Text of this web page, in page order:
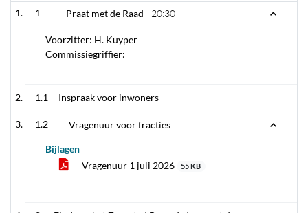
1 Praat met de Raad - 20:30
Voorzitter: H. Kuyper
Commissiegriffier:
1.1 Inspraak voor inwoners
1.2 Vragenuur voor fracties
Bijlagen
Vragenuur 1 juli 2026
55 KB